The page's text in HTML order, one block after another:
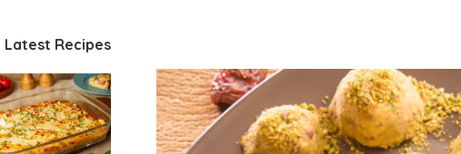
Latest Recipes